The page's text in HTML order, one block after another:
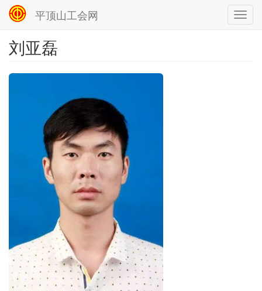
平顶山工会网
刘亚磊